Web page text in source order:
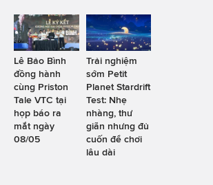
Lê Bảo Bình
đồng hành
cùng Priston
Tale VTC tại
họp báo ra
mắt ngày
08/05
Trải nghiệm
sớm Petit
Planet Stardrift
Test: Nhẹ
nhàng, thư
giãn nhưng đủ
cuốn để chơi
lâu dài